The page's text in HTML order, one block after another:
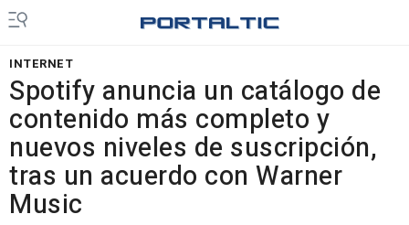
INTERNET
Spotify anuncia un catálogo de
contenido más completo y
nuevos niveles de suscripción,
tras un acuerdo con Warner
Music